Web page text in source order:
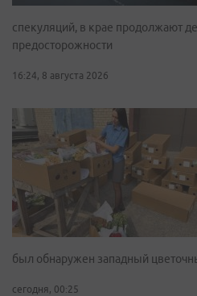
спекуляций, в крае продолжают
предосторожности
16:24, 8 августа 2026
был обнаружен западный
сегодня, 00:25